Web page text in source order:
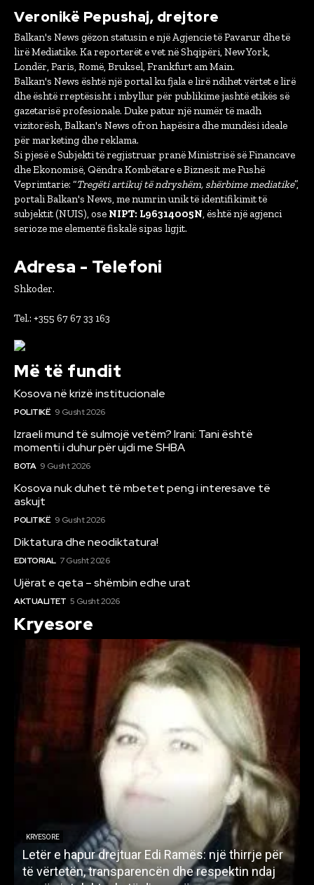
Veronikë Pepushaj, drejtore
Balkan's News gëzon statusin e një Agjencie të Pavarur dhe të
lirë Mediatike. Ka reporterët e vet në Shqipëri, New York,
Londër, Paris, Romë, Bruksel, Frankfurt am Main.
Balkan's News është një portal ku fjala e lirë ndihet vërtet e lirë
dhe është rreptësisht i mbyllur për publikime jashtë etikës së
gazetarisë profesionale. Duke patur një numër të madh
vizitorësh, Balkan's News ofron hapësira dhe mundësi ideale
për marketing dhe reklama.
Si pjesë e Subjekti të regjistruar pranë Ministrisë së Financave
dhe Ekonomisë, Qëndra Kombëtare e Biznesit me Fushë
Veprimtarie: “Tregëti artikuj të ndryshëm, shërbime mediatike”,
portali Balkan's News, me numrin unik të identifikimit të
subjektit (NUIS), ose NIPT: L96314005N, është një agjenci
serioze me elementë fiskalë sipas ligjit.
Adresa - Telefoni
Shkoder.
Tel.: +355 67 67 33 163
Më të fundit
Kosova në krizë institucionale
POLITIKË 9 Gusht 2026
Izraeli mund të sulmojë vetëm? Irani: Tani është
momenti i duhur për ujdi me SHBA
BOTA 9 Gusht 2026
Kosova nuk duhet të mbetet peng i interesave të
askujt
POLITIKË 9 Gusht 2026
Diktatura dhe neodiktatura!
EDITORIAL 7 Gusht 2026
Ujërat e qeta – shëmbin edhe urat
AKTUALITET 5 Gusht 2026
Kryesore
KRYESORE
Letër e hapur drejtuar Edi Ramës: një thirrje për
të vërtetën, transparencën dhe respektin ndaj